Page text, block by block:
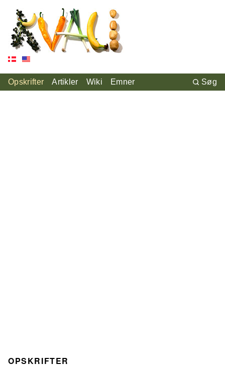
Opskrifter Artikler Wiki Emner Søg
OPSKRIFTER